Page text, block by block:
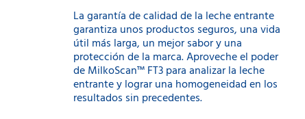
La garantía de calidad de la leche entrante
garantiza unos productos seguros, una vida
útil más larga, un mejor sabor y una
protección de la marca. Aproveche el poder
de MilkoScan™ FT3 para analizar la leche
entrante y lograr una homogeneidad en los
resultados sin precedentes.